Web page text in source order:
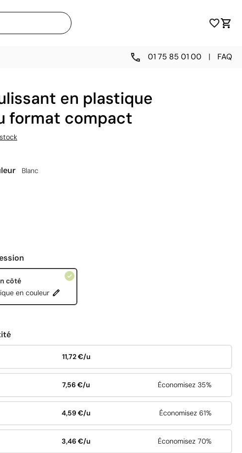
01 75 85 01 00 | FAQ
en plastique
format compact
Blanc
côté
en couleur
11,72 €/u
7,56 €/u Économisez 35%
4,59 €/u Économisez 61%
3,46 €/u Économisez 70%